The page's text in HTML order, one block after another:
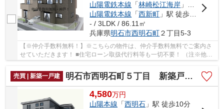
山陽電鉄本線 「林崎松江海岸 」駅 徒歩27分
山陽電鉄本線 「西新町 」駅 徒歩27分
- / 3LDK / 86.11㎡
兵庫県明石市西明石町２丁目5-3
【※仲介手数料無料！】※こちらの物件は、仲介手数料無料でご案内さ
せていただきます！ ■住宅ローン取扱代行料等も一切不要！ （注※他社
売買 | 新築一戸建
明石市西明石町５丁目 新築戸建 仲介手数料無料！
4,580万円
山陽本線 「西明石 」駅 徒歩10分